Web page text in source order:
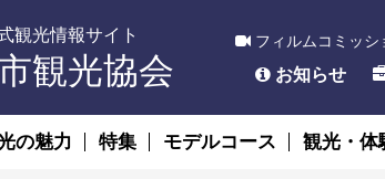
観光情報サイト
観光協会
フィルムコミッシ
お知らせ
の魅力 特集 モデルコース 観光・体